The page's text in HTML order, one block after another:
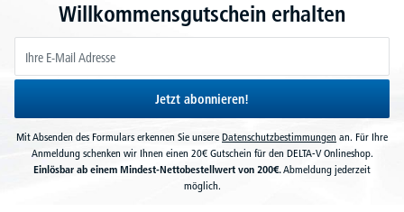
Willkommensgutschein erhalten
Jetzt abonnieren!
Mit Absenden des Formulars erkennen Sie unsere Datenschutzbestimmungen an. Für Ihre
Anmeldung schenken wir Ihnen einen 20€ Gutschein für den DELTA-V Onlineshop.
Einlösbar ab einem Mindest-Nettobestellwert von 200€.Abmeldung jederzeit
möglich.